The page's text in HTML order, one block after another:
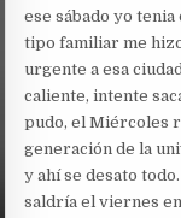
ese sábado yo tenia
tipo familiar me
urgente a esa
caliente, intente
pudo, el Miércoles
generación de la
y ahí se desato
saldría el viernes